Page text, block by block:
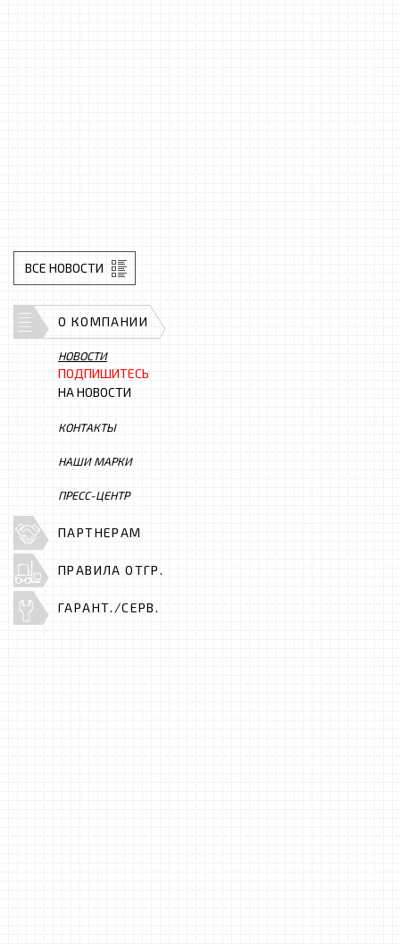
ВСЕ НОВОСТИ
О КОМПАНИИ
НОВОСТИ
ПОДПИШИТЕСЬ
НА НОВОСТИ
КОНТАКТЫ
НАШИ МАРКИ
ПРЕСС-ЦЕНТР
ПАРТНЕРАМ
ПРАВИЛА ОТГР.
ГАРАНТ./СЕРВ.